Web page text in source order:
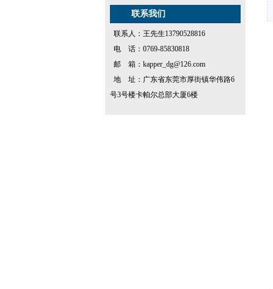
联系我们
联系人：王先生13790528816
电 话：0769-85830818
邮 箱：kapper_dg@126.com
地 址：广东省东莞市厚街镇华伟路6
号3号楼卡帕尔总部大厦6楼